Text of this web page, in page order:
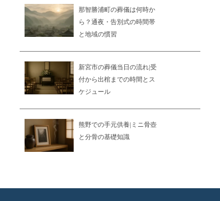
那智勝浦町の葬儀は何時か
ら？通夜・告別式の時間帯
と地域の慣習
新宮市の葬儀当日の流れ|受
付から出棺までの時間とス
ケジュール
熊野での手元供養|ミニ骨壺
と分骨の基礎知識